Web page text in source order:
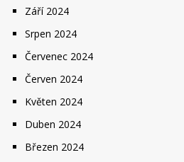
Září 2024
Srpen 2024
Červenec 2024
Červen 2024
Květen 2024
Duben 2024
Březen 2024